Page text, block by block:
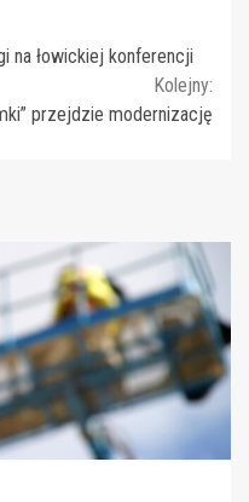
na łowickiej konferencji
Kolejny:
przejdzie modernizację